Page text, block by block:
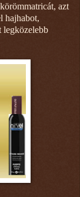
azt
hajhabot,
legközelebb